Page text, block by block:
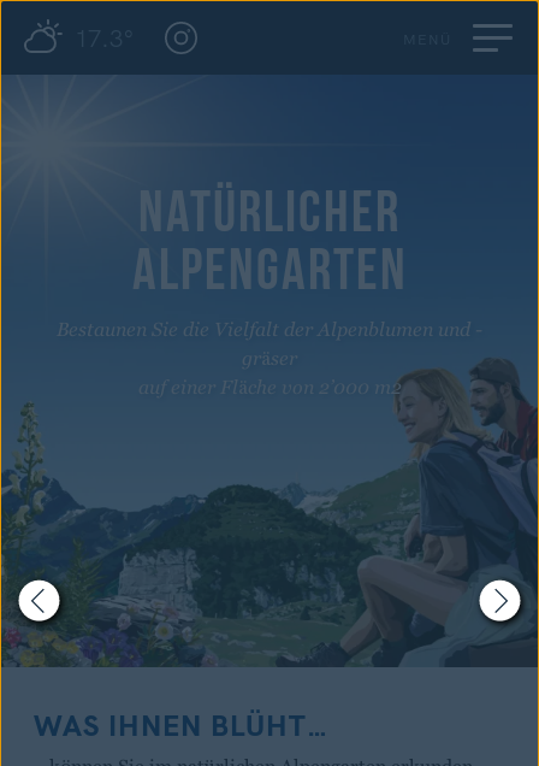
NATÜRLICHER
ALPENGARTEN
Bestaunen Sie die Vielfalt der Alpenblumen und -
gräser
auf einer Fläche von 2’000 m2
WAS IHNEN BLÜHT…